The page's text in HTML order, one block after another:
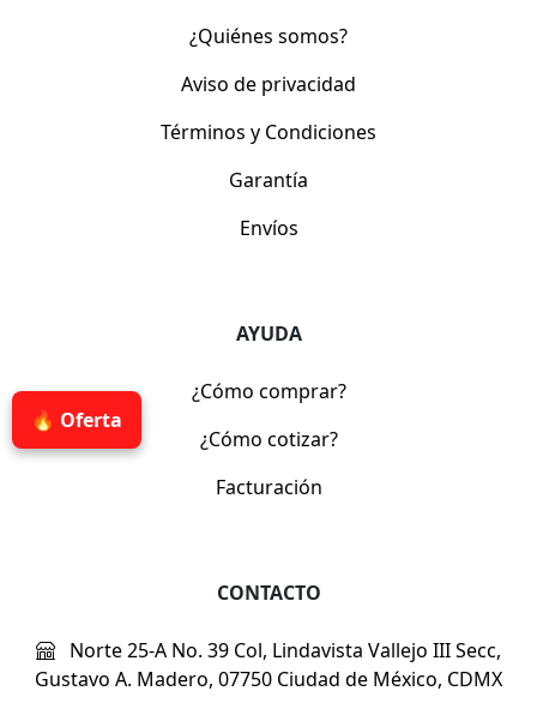
🔥 Oferta
¿Quiénes somos?
Aviso de privacidad
Términos y Condiciones
Garantía
Envíos
AYUDA
¿Cómo comprar?
¿Cómo cotizar?
Facturación
CONTACTO
Norte 25-A No. 39 Col, Lindavista Vallejo III Secc,
Gustavo A. Madero, 07750 Ciudad de México, CDMX